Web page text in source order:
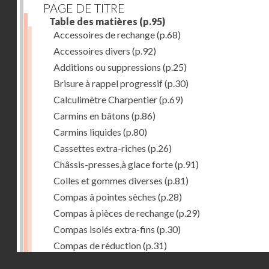
PAGE DE TITRE
Table des matières (p.95)
Accessoires de rechange(p.68)
Accessoires divers (p.92)
Additions ou suppressions (p.25)
Brisure à rappel progressif(p.30)
Calculimètre Charpentier(p.69)
Carmins en bâtons (p.86)
Carmins liquides (p.80)
Cassettes extra-riches (p.26)
Châssis-presses,à glace forte(p.91)
Colles et gommes diverses (p.81)
Compas â pointes sèches (p.28)
Compas à pièces de rechange(p.29)
Compas isolés extra-fins (p.30)
Compas de réduction(p.31)